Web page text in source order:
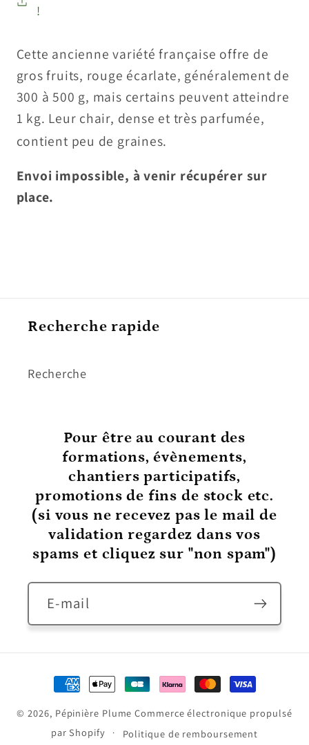
!
Cette ancienne variété française offre de
gros fruits, rouge écarlate, généralement de
300 à 500 g, mais certains peuvent atteindre
1 kg. Leur chair, dense et très parfumée,
contient peu de graines.
Envoi impossible, à venir récupérer sur
place.
Recherche rapide
Recherche
Pour être au courant des
formations, évènements,
chantiers participatifs,
promotions de fins de stock etc.
(si vous ne recevez pas le mail de
validation regardez dans vos
spams et cliquez sur "non spam")
E-mail
Moyens
de
paiement
© 2026, Pépinière Plume Commerce électronique propulsé
par Shopify
Politique de remboursement